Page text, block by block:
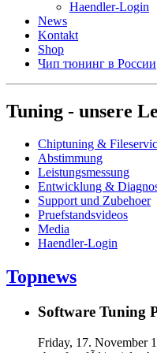
Haendler-Login
News
Kontakt
Shop
Чип тюнинг в России
Tuning - unsere
Chiptuning &
Abstimmung
Leistungsmessung
Entwicklung &
Support und Zubehoer
Pruefstandsvideos
Media
Haendler-Login
Topnews
Software Tuning
Friday, 17. November